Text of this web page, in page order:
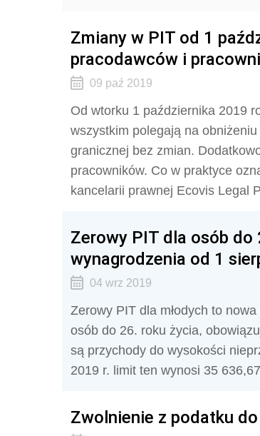
Zmiany w PIT od 1
pracodawców i
09 paź 2019
Od wtorku 1 października 2019
wszystkim polegają na
granicznej bez zmian.
pracowników. Co w praktyce
kancelarii prawnej Ecovis Legal
Zerowy PIT dla osób
wynagrodzenia od 1
04 wrz 2019
Zerowy PIT dla młodych to
osób do 26. roku życia,
są przychody do wysokości
2019 r. limit ten wynosi 35 636,67
Zwolnienie z podatku